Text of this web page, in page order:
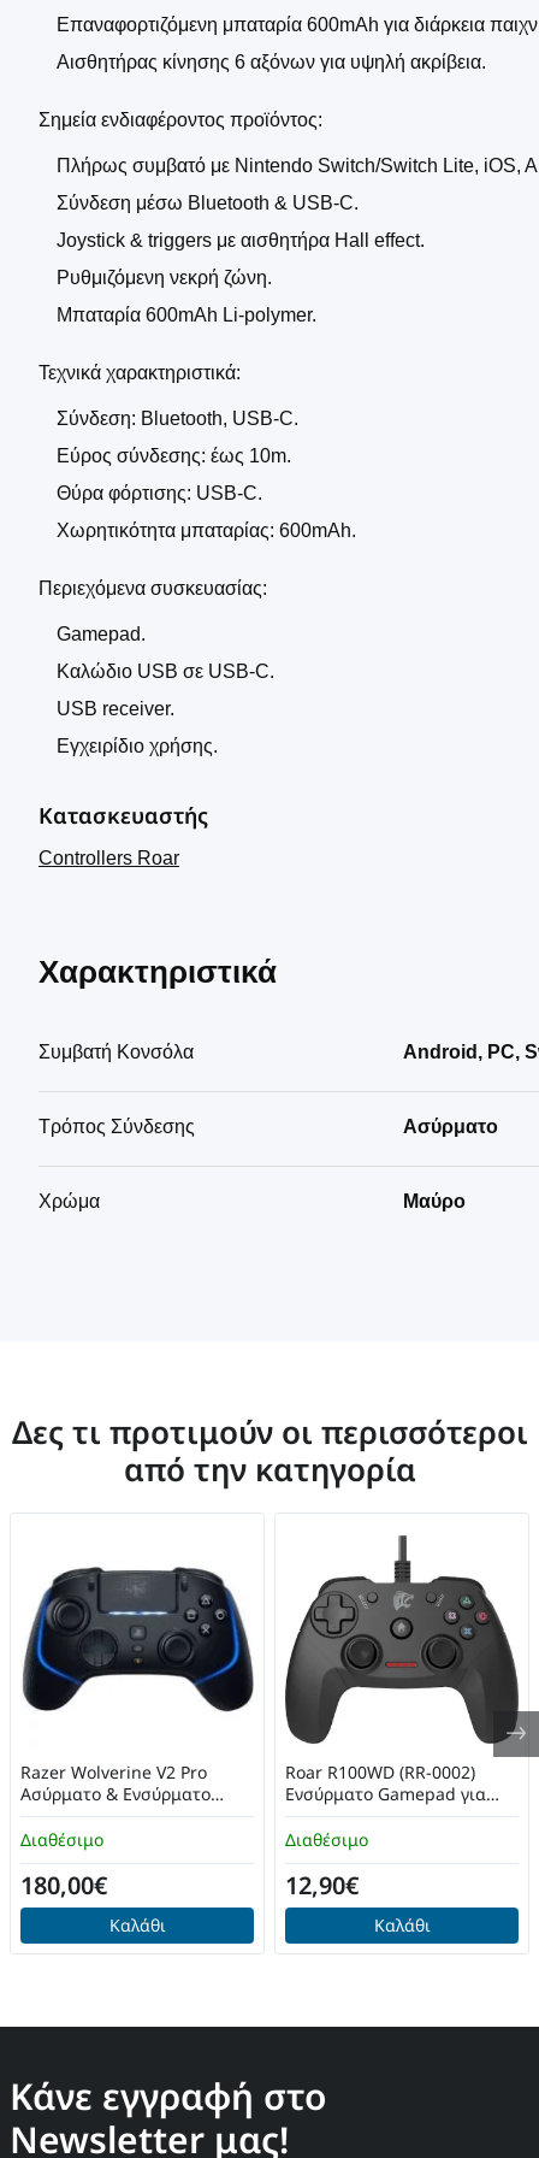
Επαναφορτιζόμενη μπαταρία 600mAh για διάρκεια
Αισθητήρας κίνησης 6 αξόνων για υψηλή ακρίβεια.
Σημεία ενδιαφέροντος προϊόντος:
Πλήρως συμβατό με Nintendo Switch/Switch Lite, iOS,
Σύνδεση μέσω Bluetooth & USB-C.
Joystick & triggers με αισθητήρα Hall effect.
Ρυθμιζόμενη νεκρή ζώνη.
Μπαταρία 600mAh Li-polymer.
Τεχνικά χαρακτηριστικά:
Σύνδεση: Bluetooth, USB-C.
Εύρος σύνδεσης: έως 10m.
Θύρα φόρτισης: USB-C.
Χωρητικότητα μπαταρίας: 600mAh.
Περιεχόμενα συσκευασίας:
Gamepad.
Καλώδιο USB σε USB-C.
USB receiver.
Εγχειρίδιο χρήσης.
Κατασκευαστής
Controllers Roar
Χαρακτηριστικά
Συμβατή Κονσόλα Android, PC,
Τρόπος Σύνδεσης Ασύρματο
Χρώμα Μαύρο
Δες τι προτιμούν οι περισσότεροι
από την κατηγορία
Διαθέσιμο
Razer Wolverine V2 Pro
Ασύρματο & Ενσύρματο
Gamepad Μαύρο
180,00€
Καλάθι
Διαθέσιμο
Roar R100WD (RR-0002)
Ενσύρματο Gamepad για
Android / PC / PS3 Μαύρο
12,90€
Καλάθι
Κάνε εγγραφή στο
Newsletter μας!